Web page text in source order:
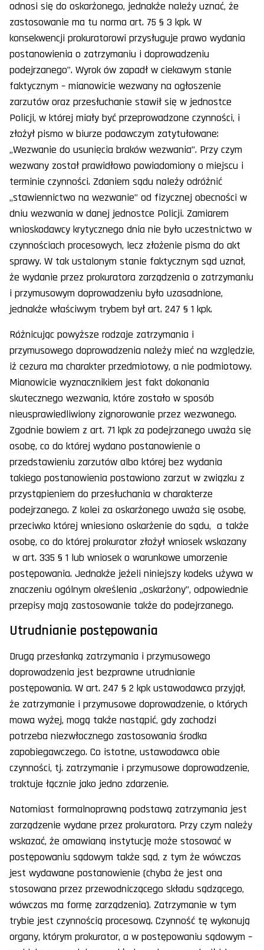
odnosi się do oskarżonego, jednakże należy uznać, że
zastosowanie ma tu norma art. 75 § 3 kpk. W
konsekwencji prokuratorowi przysługuje prawo wydania
postanowienia o zatrzymaniu i doprowadzeniu
podejrzanego”. Wyrok ów zapadł w ciekawym stanie
faktycznym – mianowicie wezwany na ogłoszenie
zarzutów oraz przesłuchanie stawił się w jednostce
Policji, w której miały być przeprowadzone czynności, i
złożył pismo w biurze podawczym zatytułowane:
„Wezwanie do usunięcia braków wezwania”. Przy czym
wezwany został prawidłowo powiadomiony o miejscu i
terminie czynności. Zdaniem sądu należy odróżnić
„stawiennictwo na wezwanie” od fizycznej obecności w
dniu wezwania w danej jednostce Policji. Zamiarem
wnioskodawcy krytycznego dnia nie było uczestnictwo w
czynnościach procesowych, lecz złożenie pisma do akt
sprawy. W tak ustalonym stanie faktycznym sąd uznał,
że wydanie przez prokuratora zarządzenia o zatrzymaniu
i przymusowym doprowadzeniu było uzasadnione,
jednakże właściwym trybem był art. 247 § 1 kpk.
Różnicując powyższe rodzaje zatrzymania i
przymusowego doprowadzenia należy mieć na względzie,
iż cezura ma charakter przedmiotowy, a nie podmiotowy.
Mianowicie wyznacznikiem jest fakt dokonania
skutecznego wezwania, które zostało w sposób
nieusprawiedliwiony zignorowanie przez wezwanego.
Zgodnie bowiem z art. 71 kpk za podejrzanego uważa się
osobę, co do której wydano postanowienie o
przedstawieniu zarzutów albo której bez wydania
takiego postanowienia postawiono zarzut w związku z
przystąpieniem do przesłuchania w charakterze
podejrzanego. Z kolei za oskarżonego uważa się osobę,
przeciwko której wniesiono oskarżenie do sądu, a także
osobę, co do której prokurator złożył wniosek wskazany
w art. 335 § 1 lub wniosek o warunkowe umorzenie
postępowania. Jednakże jeżeli niniejszy kodeks używa w
znaczeniu ogólnym określenia „oskarżony”, odpowiednie
przepisy mają zastosowanie także do podejrzanego.
Utrudnianie postępowania
Drugą przesłanką zatrzymania i przymusowego
doprowadzenia jest bezprawne utrudnianie
postępowania. W art. 247 § 2 kpk ustawodawca przyjął,
że zatrzymanie i przymusowe doprowadzenie, o których
mowa wyżej, mogą także nastąpić, gdy zachodzi
potrzeba niezwłocznego zastosowania środka
zapobiegawczego. Co istotne, ustawodawca obie
czynności, tj. zatrzymanie i przymusowe doprowadzenie,
traktuje łącznie jako jedno zdarzenie.
Natomiast formalnoprawną podstawą zatrzymania jest
zarządzenie wydane przez prokuratora. Przy czym należy
wskazać, że omawianą instytucję może stosować w
postępowaniu sądowym także sąd, z tym że wówczas
jest wydawane postanowienie (chyba że jest ona
stosowana przez przewodniczącego składu sądzącego,
wówczas ma formę zarządzenia). Zatrzymanie w tym
trybie jest czynnością procesową. Czynność tę wykonują
organy, którym prokurator, a w postępowaniu sądowym –